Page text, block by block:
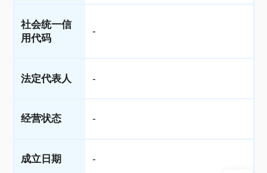
社会统一信
用代码
-
法定代表人 -
经营状态 -
成立日期 -